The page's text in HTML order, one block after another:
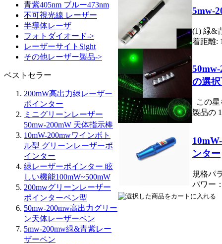
青紫405nm ブルー473nm
不可視光線 レーザー
半導体レーザ
フォトダイオード->
レーザーサイトSight
その他レーザー製品->
ベストセラー
200mW高出力緑レーザー
ポインター
ミニグリーンレーザー
50mw-200mW 天体指示棒
10mW-200mwワインボト
ル型 グリーンレーザーポ
インター
緑レーザーポインター 眩
しい機能100mW~500mW
200mwグリーンレーザー
ポインターペン型
50mw-200mw高出力グリー
ン天体レーザーペン
5mw-200mw緑&青紫レー
ザーペン
5mw-
(1) 緑&
着距離:
の選
この星
製品の
ンター
規格パ
パワー